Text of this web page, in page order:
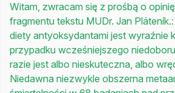
Witam, zwracam się z prośbą o
fragmentu tekstu MUDr. Jan
diety antyoksydantami jest wyraźnie
przypadku wcześniejszego
razie jest albo nieskuteczna, albo
Niedawna niezwykle obszerna